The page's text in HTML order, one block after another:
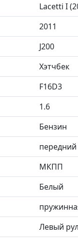
Lacetti I
2011
J200
Хэтчбек
F16D3
1.6
Бензин
передний
МКПП
Белый
Левый